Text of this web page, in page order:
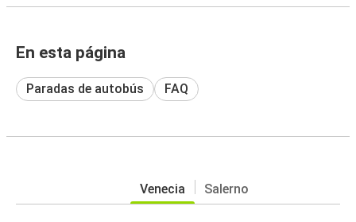
En esta página
Paradas de autobús FAQ
Venecia Salerno